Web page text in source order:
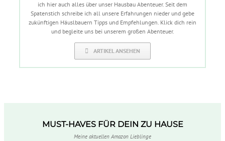
ich hier auch alles über unser Hausbau Abenteuer. Seit dem
Spatenstich schreibe ich all unsere Erfahrungen nieder und gebe
zukünftigen Häuslbauern Tipps und Empfehlungen. Klick dich rein
und begleite uns bei unserem großen Abenteuer.
ARTIKEL ANSEHEN
MUST-HAVES FÜR DEIN ZU HAUSE
Meine aktuellen Amazon Lieblinge